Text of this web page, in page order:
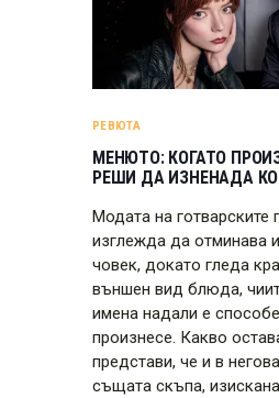
РЕВЮТА
МЕНЮТО: КОГАТО
РЕШИ ДА ИЗНЕНАДА
Модата на готварските
изглежда да отминава
човек, докато гледа
външен вид блюда,
имена надали е
произнесе. Какво
представи, че и в
същата скъпа,